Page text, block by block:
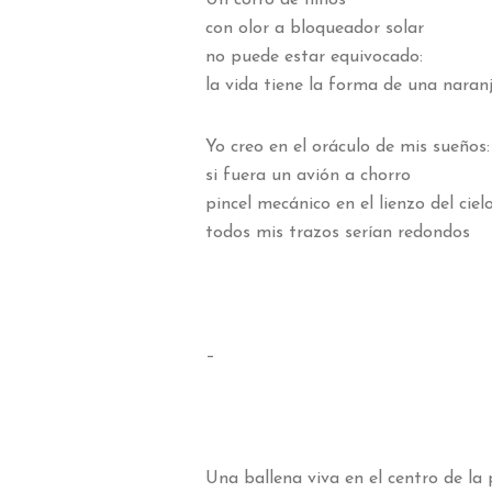
con olor a bloqueador solar
no puede estar equivocado:
la vida tiene la forma de una
Yo creo en el oráculo de mis sueños:
si fuera un avión a chorro
pincel mecánico en el lienzo del cielo
todos mis trazos serían redondos
–
Una ballena viva en el centro de la